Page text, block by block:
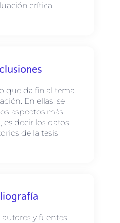
crítica.
que da fin al tema
En ellas, se
aspectos más
es decir los datos
de la tesis.
autores y fuentes